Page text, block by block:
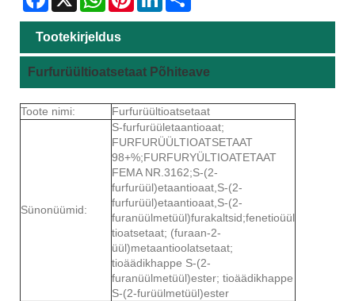
Tootekirjeldus
Furfurüültioatsetaat Põhiteave
Toote nimi: Furfurüültioatsetaat
Sünonüümid:
S-furfurüületaantioaat;
FURFURÜÜLTIOATSETAAT
98+%;FURFURYÜLTIOATETAAT
FEMA NR.3162;S-(2-
furfurüül)etaantioaat,S-(2-
furfurüül)etaantioaat,S-(2-
furanüülmetüül)furakaltsid;fenetioüül
tioatsetaat; (furaan-2-
üül)metaantioolatsetaat;
tioäädikhappe S-(2-
furanüülmetüül)ester; tioäädikhappe
S-(2-furüülmetüül)ester